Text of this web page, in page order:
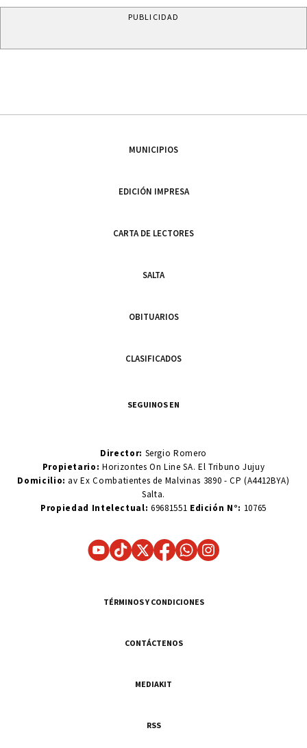
PUBLICIDAD
MUNICIPIOS
EDICIÓN IMPRESA
CARTA DE LECTORES
SALTA
OBITUARIOS
CLASIFICADOS
SEGUINOS EN
Director: Sergio Romero
Propietario:Horizontes On Line SA. El Tribuno Jujuy
Domicilio: av Ex Combatientes de Malvinas 3890 - CP (A4412BYA)
Salta.
Propiedad Intelectual: 69681551 Edición N°: 10765
TÉRMINOS Y CONDICIONES
CONTÁCTENOS
MEDIAKIT
RSS